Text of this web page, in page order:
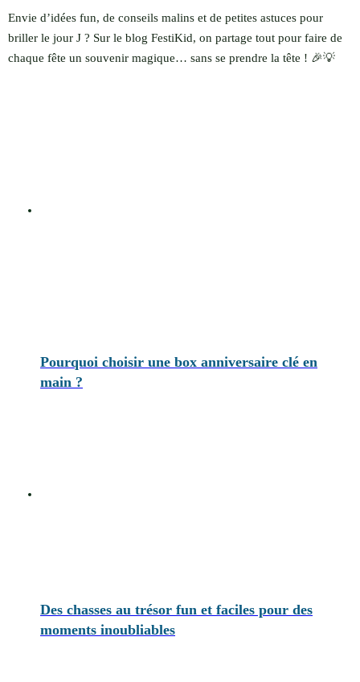
Envie d’idées fun, de conseils malins et de petites astuces pour
briller le jour J ? Sur le blog FestiKid, on partage tout pour faire de
chaque fête un souvenir magique… sans se prendre la tête ! 🎉💡
Pourquoi choisir une box anniversaire clé en
main ?
Des chasses au trésor fun et faciles pour des
moments inoubliables